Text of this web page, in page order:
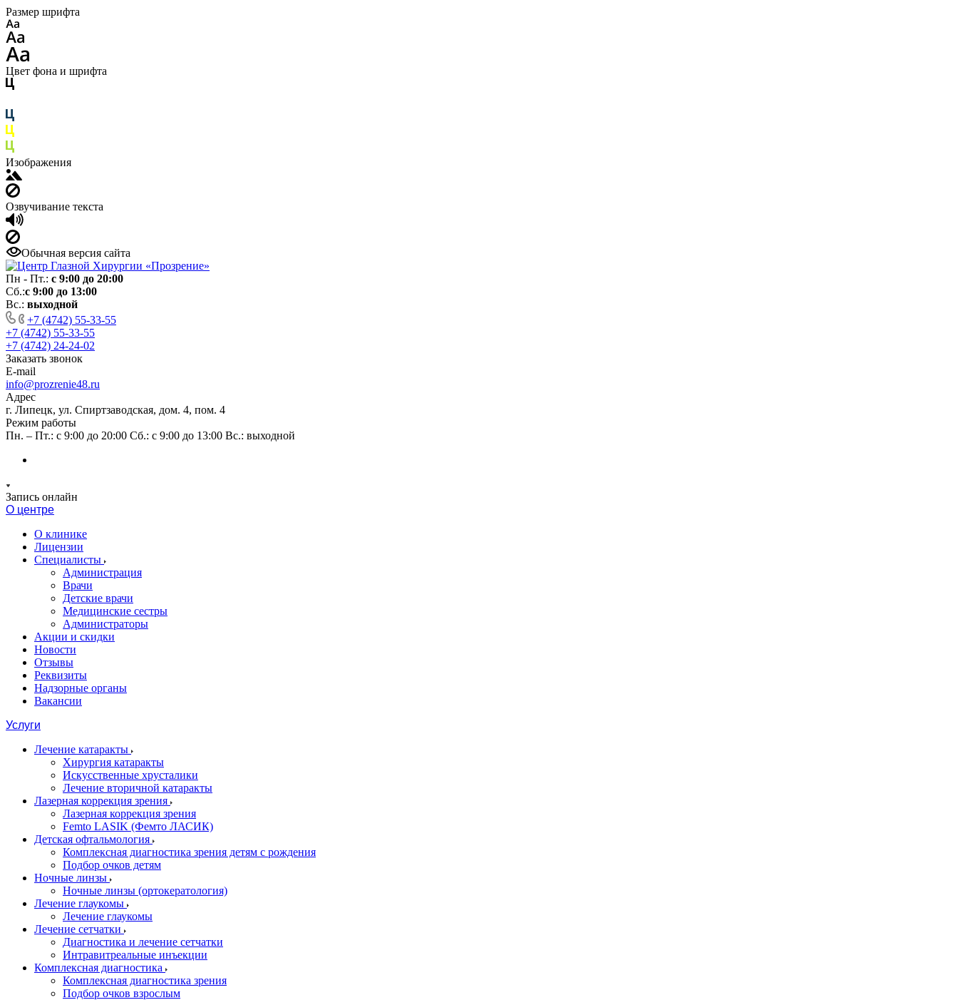
Размер шрифта
Цвет фона и шрифта
Изображения
Озвучивание текста
Обычная версия сайта
Пн - Пт.: с 9:00 до 20:00
Сб.:с 9:00 до 13:00
Вс.: выходной
+7 (4742) 55-33-55
+7 (4742) 55-33-55
+7 (4742) 24-24-02
Заказать звонок
E-mail
info@prozrenie48.ru
Адрес
г. Липецк, ул. Спиртзаводская, дом. 4, пом. 4
Режим работы
Пн. – Пт.: с 9:00 до 20:00 Сб.: с 9:00 до 13:00 Вс.: выходной
Запись онлайн
О центре
О клинике
Лицензии
Специалисты
Администрация
Врачи
Детские врачи
Медицинские сестры
Администраторы
Акции и скидки
Новости
Отзывы
Реквизиты
Надзорные органы
Вакансии
Услуги
Лечение катаракты
Хирургия катаракты
Искусственные хрусталики
Лечение вторичной катаракты
Лазерная коррекция зрения
Лазерная коррекция зрения
Femto LASIK (Фемто ЛАСИК)
Детская офтальмология
Комплексная диагностика зрения детям c рождения
Подбор очков детям
Ночные линзы
Ночные линзы (ортокератология)
Лечение глаукомы
Лечение глаукомы
Лечение сетчатки
Диагностика и лечение сетчатки
Интравитреальные инъекции
Комплексная диагностика
Комплексная диагностика зрения
Подбор очков взрослым